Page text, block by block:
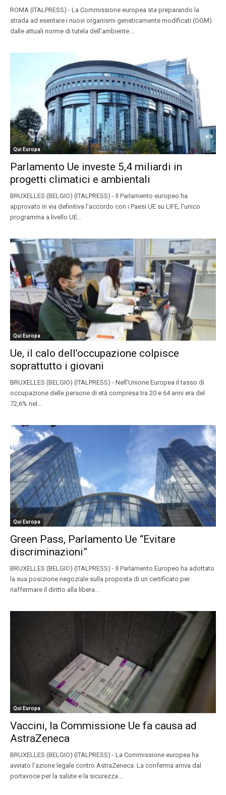
ROMA (ITALPRESS) - La Commissione europea sta preparando la
strada ad esentare i nuovi organismi geneticamente modificati (OGM)
dalle attuali norme di tutela dell'ambiente....
Qui Europa
Parlamento Ue investe 5,4 miliardi in
progetti climatici e ambientali
BRUXELLES (BELGIO) (ITALPRESS) - Il Parlamento europeo ha
approvato in via definitiva l'accordo con i Paesi UE su LIFE, l'unico
programma a livello UE...
Qui Europa
Ue, il calo dell’occupazione colpisce
soprattutto i giovani
BRUXELLES (BELGIO) (ITALPRESS) - Nell'Unione Europea il tasso di
occupazione delle persone di età compresa tra 20 e 64 anni era del
72,6% nel...
Qui Europa
Green Pass, Parlamento Ue “Evitare
discriminazioni”
BRUXELLES (BELGIO) (ITALPRESS) - Il Parlamento Europeo ha adottato
la sua posizione negoziale sulla proposta di un certificato per
riaffermare il diritto alla libera...
Qui Europa
Vaccini, la Commissione Ue fa causa ad
AstraZeneca
BRUXELLES (BELGIO) (ITALPRESS) - La Commissione europea ha
avviato l'azione legale contro AstraZeneca. La conferma arriva dal
portavoce per la salute e la sicurezza...